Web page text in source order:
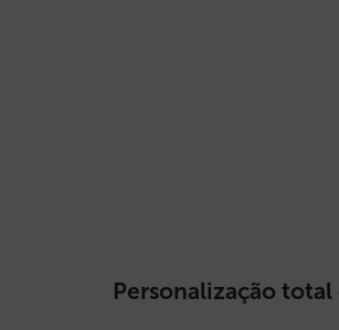
Personalização total